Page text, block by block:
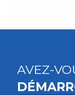
AVEZ-